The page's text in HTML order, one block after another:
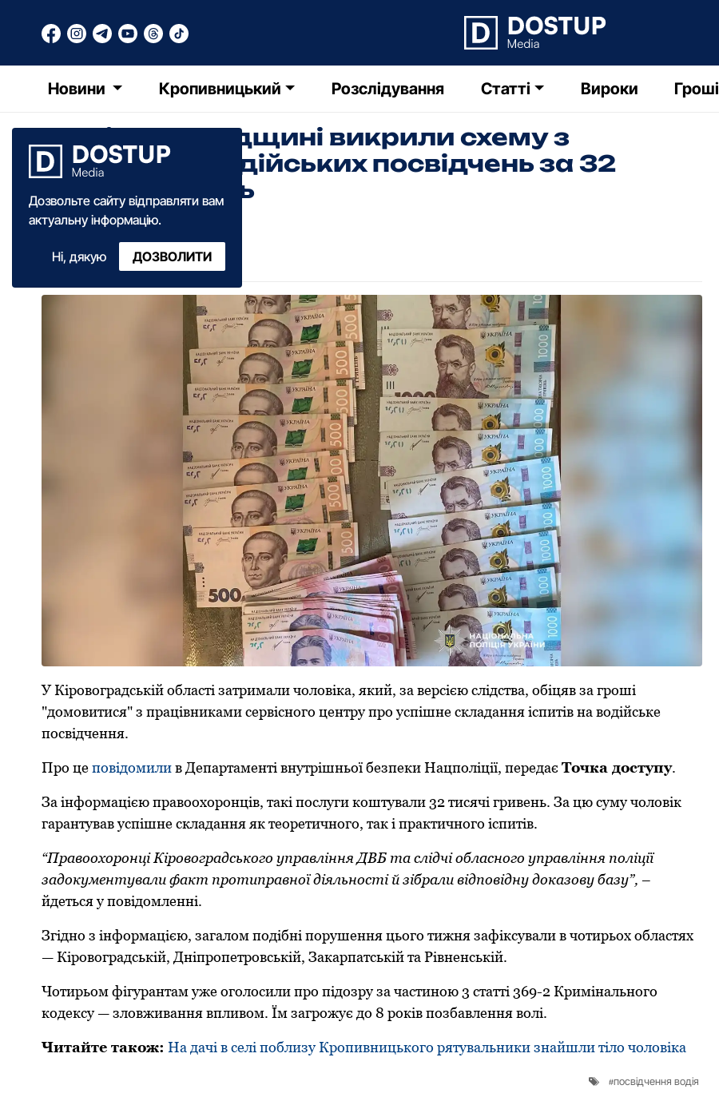
Новини Кропивницький Розслідування Статті Вироки Гроші
Дозвольте сайту відправляти вам
актуальну інформацію.
Ні, дякую ДОЗВОЛИТИ
На Кіровоградщині викрили схему з
"купівлею" водійських посвідчень за 32
тисячі гривень
04 червня·2025
У Кіровоградській області затримали чоловіка, який, за версією слідства, обіцяв за гроші
"домовитися" з працівниками сервісного центру про успішне складання іспитів на водійське
посвідчення.
Про цеповідомилив Департаменті внутрішньої безпеки Нацполіції, передає Точка доступу.
За інформацією правоохоронців, такі послуги коштували 32 тисячі гривень. За цю суму чоловік
гарантував успішне складання як теоретичного, так і практичного іспитів.
“Правоохоронці Кіровоградського управління ДВБ та слідчі обласного управління поліції
задокументували факт протиправної діяльності й зібрали відповідну доказову базу”, –
йдеться у повідомленні.
Згідно з інформацією, загалом подібні порушення цього тижня зафіксували в чотирьох областях
— Кіровоградській, Дніпропетровській, Закарпатській та Рівненській.
Чотирьом фігурантам уже оголосили про підозру за частиною 3 статті 369-2 Кримінального
кодексу — зловживання впливом. Їм загрожує до 8 років позбавлення волі.
Читайте також: На дачі в селі поблизу Кропивницького рятувальники знайшли тіло чоловіка
посвідчення водія